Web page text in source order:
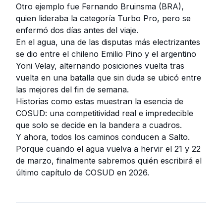
Otro ejemplo fue Fernando Bruinsma (BRA),
quien lideraba la categoría Turbo Pro, pero se
enfermó dos días antes del viaje.
En el agua, una de las disputas más electrizantes
se dio entre el chileno Emilio Pino y el argentino
Yoni Velay, alternando posiciones vuelta tras
vuelta en una batalla que sin duda se ubicó entre
las mejores del fin de semana.
Historias como estas muestran la esencia de
COSUD: una competitividad real e impredecible
que solo se decide en la bandera a cuadros.
Y ahora, todos los caminos conducen a Salto.
Porque cuando el agua vuelva a hervir el 21 y 22
de marzo, finalmente sabremos quién escribirá el
último capítulo de COSUD en 2026.